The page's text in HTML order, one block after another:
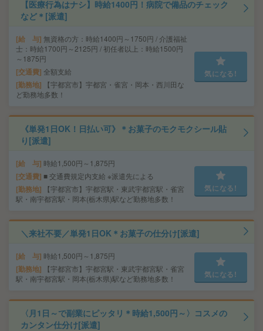
【医療行為はナシ】時給1400円！病院で備品のチェック
など＊[派遣]
給 与 無資格の方：時給1400円～1750円 / 介護福祉
士：時給1700円～2125円 / 初任者以上：時給1500円
～1875円
交通費 全額支給
勤務地
【宇都宮市】宇都宮・雀宮・岡本・西川田な
ど勤務地多数！
気になる!
《単発1日OK！日払い可》＊お菓子のモクモクシール貼
り[派遣]
給 与 時給1,500円～1,875円
交通費 ■ 交通費規定内支給 ※派遣先による
勤務地
【宇都宮市】宇都宮駅・東武宇都宮駅・雀宮
駅・南宇都宮駅・岡本(栃木県)駅など勤務地多数！
気になる!
＼来社不要／単発1日OK＊お菓子の仕分け[派遣]
給 与 時給1,500円～1,875円
勤務地
【宇都宮市】宇都宮駅・東武宇都宮駅・雀宮
駅・南宇都宮駅・岡本(栃木県)駅など勤務地多数！
気になる!
〈月1日～で副業にピッタリ＊時給1,500円～〉コスメの
カンタン仕分け[派遣]